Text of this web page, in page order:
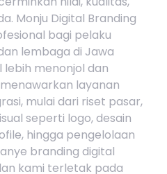
Monju Digital Branding
bagi pelaku
lembaga di Jawa
lebih menonjol dan
layanan
mulai dari riset pasar,
seperti logo, desain
hingga pengelolaan
branding digital
kami terletak pada